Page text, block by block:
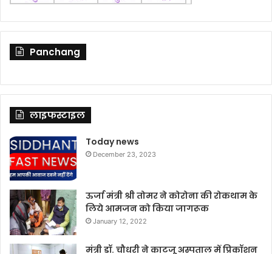
Panchang
लाइफस्टाइल
Today news
December 23, 2023
ऊर्जा मंत्री श्री तोमर ने कोरोना की रोकथाम के
लिये आमजन को किया जागरूक
January 12, 2022
मंत्री डॉ. चौधरी ने काटजू अस्पताल में प्रिकॉशन